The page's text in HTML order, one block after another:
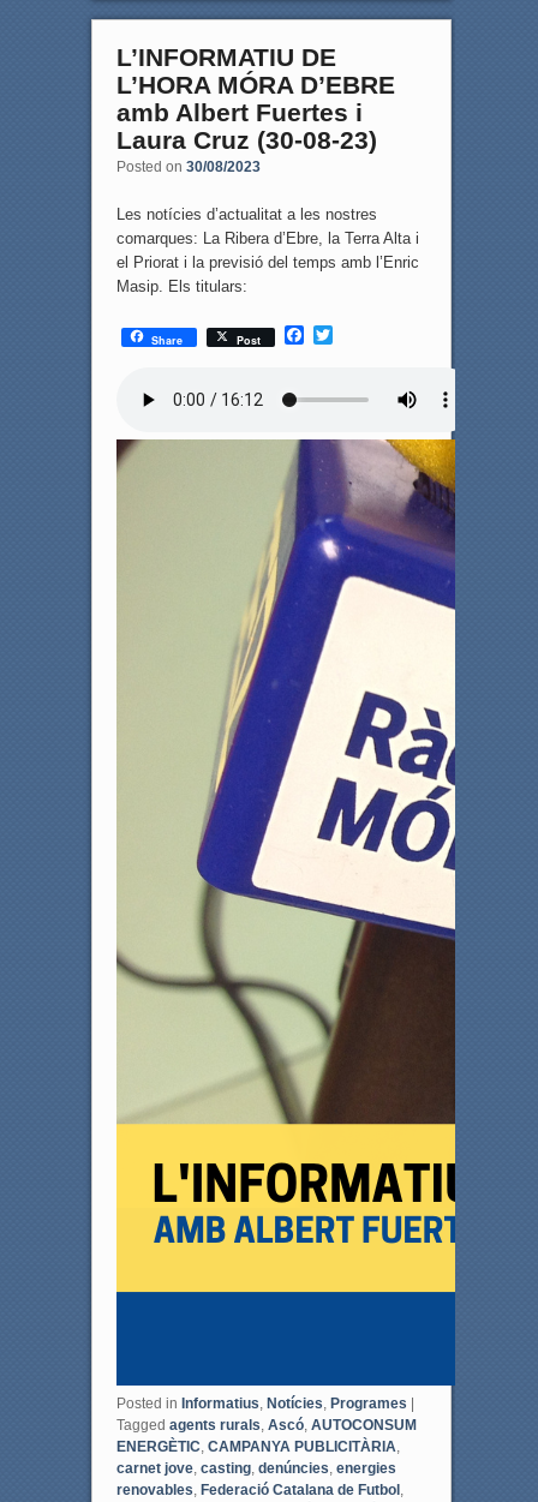
L’INFORMATIU DE
L’HORA MÓRA D’EBRE
amb Albert Fuertes i
Laura Cruz (30-08-23)
Posted on 30/08/2023
Les notícies d’actualitat a les nostres
comarques: La Ribera d’Ebre, la Terra Alta i
el Priorat i la previsió del temps amb l’Enric
Masip. Els titulars:
Share Post
F
T
r
Posted in Informatius, Notícies, Programes
Tagged agents rurals, Ascó, AUTOCONSUM
ENERGÈTIC, CAMPANYA PUBLICITÀRIA,
carnet jove, casting, denúncies, energies
renovables, Federació Catalana de Futbol ,